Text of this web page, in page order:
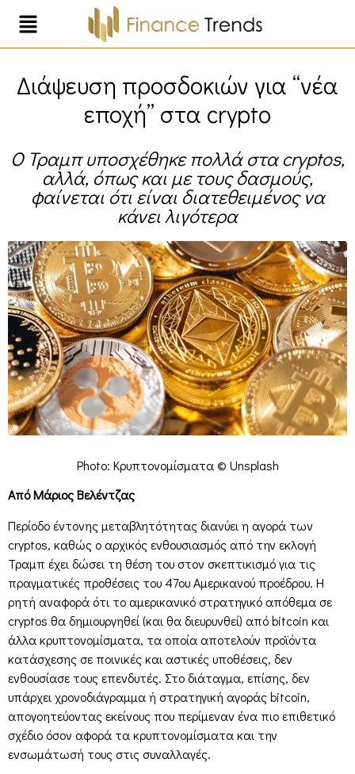
Διάψευση προσδοκιών για “νέα
εποχή” στα crypto
Ο Τραμπ υποσχέθηκε πολλά στα cryptos,
αλλά, όπως και με τους δασμούς,
φαίνεται ότι είναι διατεθειμένος να
κάνει λιγότερα
Photo: Κρυπτονομίσματα © Unsplash
Από Μάριος Βελέντζας
Περίοδο έντονης μεταβλητότητας διανύει η αγορά των
cryptos, καθώς ο αρχικός ενθουσιασμός από την εκλογή
Τραμπ έχει δώσει τη θέση του στον σκεπτικισμό για τις
πραγματικές προθέσεις του 47ου Αμερικανού προέδρου. Η
ρητή αναφορά ότι το αμερικανικό στρατηγικό απόθεμα σε
cryptos θα δημιουργηθεί (και θα διευρυνθεί) από bitcoin και
άλλα κρυπτονομίσματα, τα οποία αποτελούν προϊόντα
κατάσχεσης σε ποινικές και αστικές υποθέσεις, δεν
ενθουσίασε τους επενδυτές. Στο διάταγμα, επίσης, δεν
υπάρχει χρονοδιάγραμμα ή στρατηγική αγοράς bitcoin,
απογοητεύοντας εκείνους που περίμεναν ένα πιο επιθετικό
σχέδιο όσον αφορά τα κρυπτονομίσματα και την
ενσωμάτωσή τους στις συναλλαγές.